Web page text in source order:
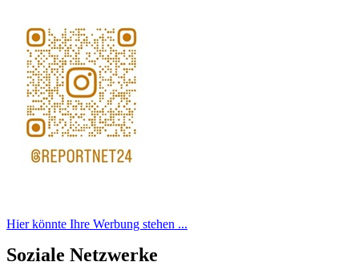
Hier könnte Ihre Werbung stehen ...
Soziale Netzwerke